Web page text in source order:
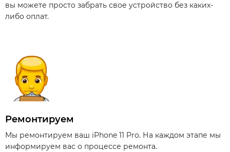
вы можете просто забрать свое устройство без каких-
либо оплат.
Ремонтируем
Мы ремонтируем ваш iPhone 11 Pro. На каждом этапе мы
информируем вас о процессе ремонта.